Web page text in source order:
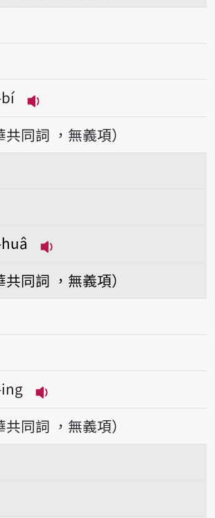
播放音讀tsing-bí
共同詞 ，無義項）
共同詞 ，無義項）
播放音讀tsing-ing
共同詞 ，無義項）